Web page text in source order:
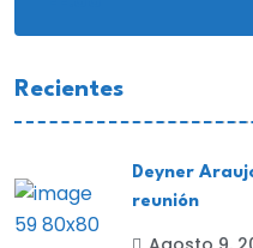
Recientes
Deyner
reunión